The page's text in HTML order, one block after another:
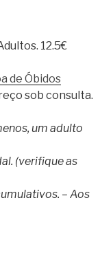
12.5€
de Óbidos
sob consulta.
um adulto
(verifique as
– Aos